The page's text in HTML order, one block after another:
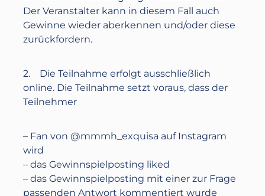
Der Veranstalter kann in diesem Fall auch
Gewinne wieder aberkennen und/oder diese
zurückfordern.
2. Die Teilnahme erfolgt ausschließlich
online. Die Teilnahme setzt voraus, dass der
Teilnehmer
– Fan von @mmmh_exquisa auf Instagram
wird
– das Gewinnspielposting liked
– das Gewinnspielposting mit einer zur Frage
passenden Antwort kommentiert wurde